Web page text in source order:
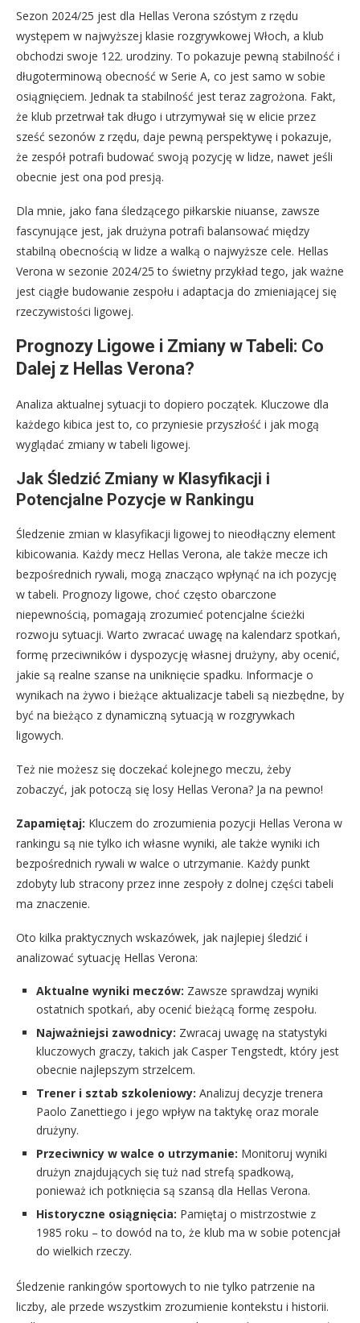
Sezon 2024/25 jest dla Hellas Verona szóstym z rzędu
występem w najwyższej klasie rozgrywkowej Włoch, a klub
obchodzi swoje 122. urodziny. To pokazuje pewną stabilność i
długoterminową obecność w Serie A, co jest samo w sobie
osiągnięciem. Jednak ta stabilność jest teraz zagrożona. Fakt,
że klub przetrwał tak długo i utrzymywał się w elicie przez
sześć sezonów z rzędu, daje pewną perspektywę i pokazuje,
że zespół potrafi budować swoją pozycję w lidze, nawet jeśli
obecnie jest ona pod presją.
Dla mnie, jako fana śledzącego piłkarskie niuanse, zawsze
fascynujące jest, jak drużyna potrafi balansować między
stabilną obecnością w lidze a walką o najwyższe cele. Hellas
Verona w sezonie 2024/25 to świetny przykład tego, jak ważne
jest ciągłe budowanie zespołu i adaptacja do zmieniającej się
rzeczywistości ligowej.
Prognozy Ligowe i Zmiany w Tabeli: Co
Dalej z Hellas Verona?
Analiza aktualnej sytuacji to dopiero początek. Kluczowe dla
każdego kibica jest to, co przyniesie przyszłość i jak mogą
wyglądać zmiany w tabeli ligowej.
Jak Śledzić Zmiany w Klasyfikacji i
Potencjalne Pozycje w Rankingu
Śledzenie zmian w klasyfikacji ligowej to nieodłączny element
kibicowania. Każdy mecz Hellas Verona, ale także mecze ich
bezpośrednich rywali, mogą znacząco wpłynąć na ich pozycję
w tabeli. Prognozy ligowe, choć często obarczone
niepewnością, pomagają zrozumieć potencjalne ścieżki
rozwoju sytuacji. Warto zwracać uwagę na kalendarz spotkań,
formę przeciwników i dyspozycję własnej drużyny, aby ocenić,
jakie są realne szanse na uniknięcie spadku. Informacje o
wynikach na żywo i bieżące aktualizacje tabeli są niezbędne, by
być na bieżąco z dynamiczną sytuacją w rozgrywkach
ligowych.
Też nie możesz się doczekać kolejnego meczu, żeby
zobaczyć, jak potoczą się losy Hellas Verona? Ja na pewno!
Zapamiętaj: Kluczem do zrozumienia pozycji Hellas Verona w
rankingu są nie tylko ich własne wyniki, ale także wyniki ich
bezpośrednich rywali w walce o utrzymanie. Każdy punkt
zdobyty lub stracony przez inne zespoły z dolnej części tabeli
ma znaczenie.
Oto kilka praktycznych wskazówek, jak najlepiej śledzić i
analizować sytuację Hellas Verona:
Aktualne wyniki meczów: Zawsze sprawdzaj wyniki
ostatnich spotkań, aby ocenić bieżącą formę zespołu.
Najważniejsi zawodnicy: Zwracaj uwagę na statystyki
kluczowych graczy, takich jak Casper Tengstedt, który jest
obecnie najlepszym strzelcem.
Trener i sztab szkoleniowy: Analizuj decyzje trenera
Paolo Zanettiego i jego wpływ na taktykę oraz morale
drużyny.
Przeciwnicy w walce o utrzymanie: Monitoruj wyniki
drużyn znajdujących się tuż nad strefą spadkową,
ponieważ ich potknięcia są szansą dla Hellas Verona.
Historyczne osiągnięcia: Pamiętaj o mistrzostwie z
1985 roku – to dowód na to, że klub ma w sobie potencjał
do wielkich rzeczy.
Śledzenie rankingów sportowych to nie tylko patrzenie na
liczby, ale przede wszystkim zrozumienie kontekstu i historii.